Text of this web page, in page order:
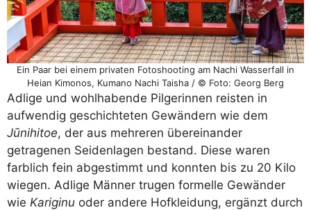
Ein Paar bei einem privaten Fotoshooting am Nachi Wasserfall in
Heian Kimonos, Kumano Nachi Taisha / © Foto: Georg Berg
Adlige und wohlhabende Pilgerinnen reisten in
aufwendig geschichteten Gewändern wie dem
Jūnihitoe, der aus mehreren übereinander
getragenen Seidenlagen bestand. Diese waren
farblich fein abgestimmt und konnten bis zu 20 Kilo
wiegen. Adlige Männer trugen formelle Gewänder
wie Kariginu oder andere Hofkleidung, ergänzt durch